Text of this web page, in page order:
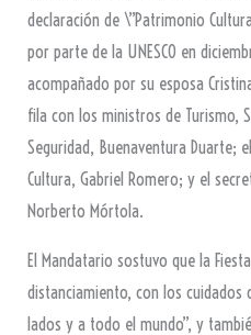
declaración de \”Patrimonio
por parte de la UNESCO en
acompañado por su esposa
fila con los ministros de Turismo,
Seguridad, Buenaventura Duarte;
Cultura, Gabriel Romero; y el
Norberto Mórtola.
El Mandatario sostuvo que la
distanciamiento, con los
lados y a todo el mundo”, y